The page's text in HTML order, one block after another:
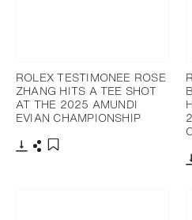
ROLEX TESTIMONEE ROSE
ZHANG HITS A TEE SHOT
AT THE 2025 AMUNDI
EVIAN CHAMPIONSHIP